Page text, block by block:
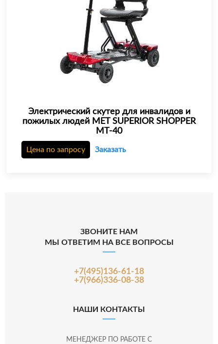
Электрический скутер для инвалидов и
пожилых людей MET SUPERIOR SHOPPER
MT-40
Цена по запросу Заказать
ЗВОНИТЕ НАМ
МЫ ОТВЕТИМ НА ВСЕ ВОПРОСЫ
+7(495)136-61-18
+7(966)336-08-38
НАШИ КОНТАКТЫ
МЕНЕДЖЕР ПО РАБОТЕ С